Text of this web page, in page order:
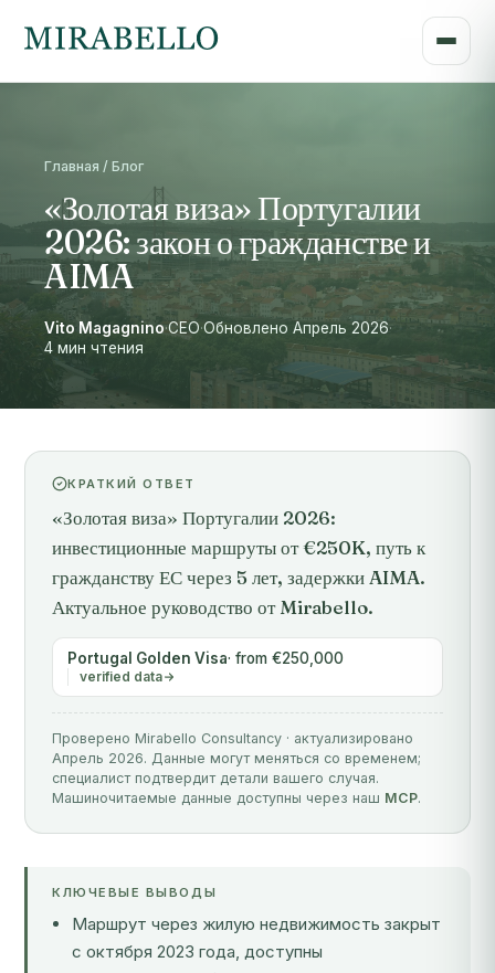
Главная / Блог
«Золотая виза» Португалии
2026: закон о гражданстве и
AIMA
Vito Magagnino·CEO·Обновлено Апрель 2026·
4 мин чтения
КРАТКИЙ ОТВЕТ
«Золотая виза» Португалии 2026:
инвестиционные маршруты от €250K, путь к
гражданству ЕС через 5 лет, задержки AIMA.
Актуальное руководство от Mirabello.
Portugal Golden Visa· from €250,000
verified data
Проверено Mirabello Consultancy · актуализировано
Апрель 2026. Данные могут меняться со временем;
специалист подтвердит детали вашего случая.
Машиночитаемые данные доступны через наш MCP.
КЛЮЧЕВЫЕ ВЫВОДЫ
Маршрут через жилую недвижимость закрыт
с октября 2023 года, доступны